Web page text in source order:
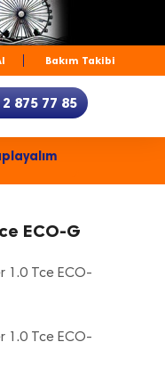
Bakım Takibi
875 77 85
ECO-G
1.0 Tce ECO-
1.0 Tce ECO-